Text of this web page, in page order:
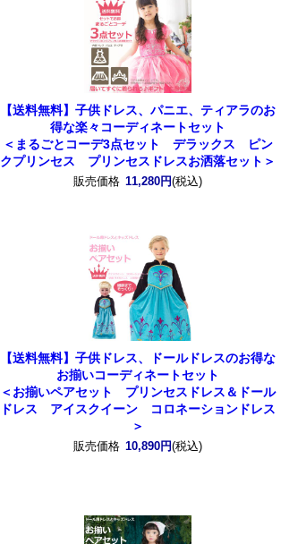
【送料無料】子供ドレス、パニエ、ティアラのお
得な楽々コーディネートセット
＜まるごとコーデ3点セット デラックス ピン
クプリンセス プリンセスドレスお洒落セット＞
販売価格 11,280円(税込)
【送料無料】子供ドレス、ドールドレスのお得な
お揃いコーディネートセット
＜お揃いペアセット プリンセスドレス＆ドール
ドレス アイスクイーン コロネーションドレス
＞
販売価格 10,890円(税込)